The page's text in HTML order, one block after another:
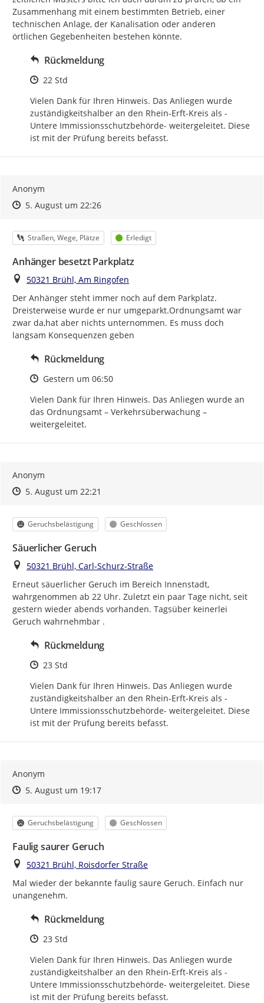
Zusammenhang mit einem bestimmten Betrieb, einer
technischen Anlage, der Kanalisation oder anderen
örtlichen Gegebenheiten bestehen könnte.
Rückmeldung
Zeitpunkt des Erstellens
22 Std
Vielen Dank für Ihren Hinweis. Das Anliegen wurde
zuständigkeitshalber an den Rhein-Erft-Kreis als -
Untere Immissionsschutzbehörde- weitergeleitet. Diese
ist mit der Prüfung bereits befasst.
Anonym
Zeitpunkt des Erstellens
Zeitpunkt des Erstellens
5. August um 22:26Zur Äußerung
Kategorie
Straßen, Wege, Plätze Status
Erledigt
Anhänger besetzt Parkplatz
Ort
50321 Brühl, Am Ringofen
Der Anhänger steht immer noch auf dem Parkplatz.
Dreisterweise wurde er nur umgeparkt.Ordnungsamt war
zwar da,hat aber nichts unternommen. Es muss doch
langsam Konsequenzen geben
Rückmeldung
Zeitpunkt des Erstellens
Gestern um 06:50
Vielen Dank für Ihren Hinweis. Das Anliegen wurde an
das Ordnungsamt – Verkehrsüberwachung –
weitergeleitet.
Anonym
Zeitpunkt des Erstellens
Zeitpunkt des Erstellens
5. August um 22:21
Kategorie
Geruchsbelästigung Status
Geschlossen
Säuerlicher Geruch
Ort
50321 Brühl, Carl-Schurz-Straße
Erneut säuerlicher Geruch im Bereich Innenstadt,
wahrgenommen ab 22 Uhr. Zuletzt ein paar Tage nicht, seit
gestern wieder abends vorhanden. Tagsüber keinerlei
Geruch wahrnehmbar .
Rückmeldung
Zeitpunkt des Erstellens
23 Std
Vielen Dank für Ihren Hinweis. Das Anliegen wurde
zuständigkeitshalber an den Rhein-Erft-Kreis als -
Untere Immissionsschutzbehörde- weitergeleitet. Diese
ist mit der Prüfung bereits befasst.
Anonym
Zeitpunkt des Erstellens
Zeitpunkt des Erstellens
5. August um 19:17Zur Äußerung
Kategorie
Geruchsbelästigung Status
Geschlossen
Faulig saurer Geruch
Ort
50321 Brühl, Roisdorfer Straße
Mal wieder der bekannte faulig saure Geruch. Einfach nur
unangenehm.
Rückmeldung
Zeitpunkt des Erstellens
23 Std
Vielen Dank für Ihren Hinweis. Das Anliegen wurde
zuständigkeitshalber an den Rhein-Erft-Kreis als -
Untere Immissionsschutzbehörde- weitergeleitet. Diese
ist mit der Prüfung bereits befasst.